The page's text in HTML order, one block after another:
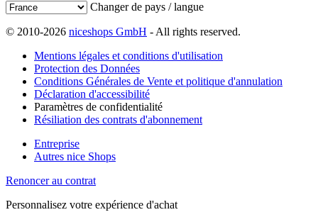
Changer de pays / langue
© 2010-2026 niceshops GmbH - All rights reserved.
Mentions légales et conditions d'utilisation
Protection des Données
Conditions Générales de Vente et politique d'annulation
Déclaration d'accessibilité
Paramètres de confidentialité
Résiliation des contrats d'abonnement
Entreprise
Autres nice Shops
Renoncer au contrat
Personnalisez votre expérience d'achat